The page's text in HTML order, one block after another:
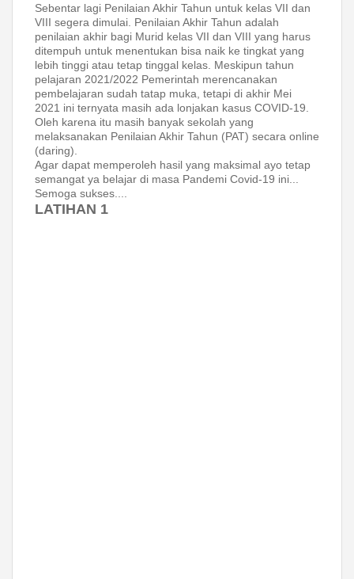
Sebentar lagi Penilaian Akhir Tahun untuk kelas VII dan
VIII segera dimulai. Penilaian Akhir Tahun adalah
penilaian akhir bagi Murid kelas VII dan VIII yang harus
ditempuh untuk menentukan bisa naik ke tingkat yang
lebih tinggi atau tetap tinggal kelas. Meskipun tahun
pelajaran 2021/2022 Pemerintah merencanakan
pembelajaran sudah tatap muka, tetapi di akhir Mei
2021 ini ternyata masih ada lonjakan kasus COVID-19.
Oleh karena itu masih banyak sekolah yang
melaksanakan Penilaian Akhir Tahun (PAT) secara online
(daring).
Agar dapat memperoleh hasil yang maksimal ayo tetap
semangat ya belajar di masa Pandemi Covid-19 ini...
Semoga sukses....
LATIHAN 1